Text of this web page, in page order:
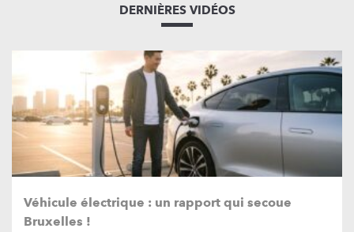
DERNIÈRES VIDÉOS
Véhicule électrique : un rapport qui secoue
Bruxelles !